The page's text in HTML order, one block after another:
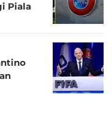
Piala